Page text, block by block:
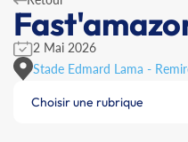
2 Mai 2026
Stade Edmard Lama -
Choisir une rubrique